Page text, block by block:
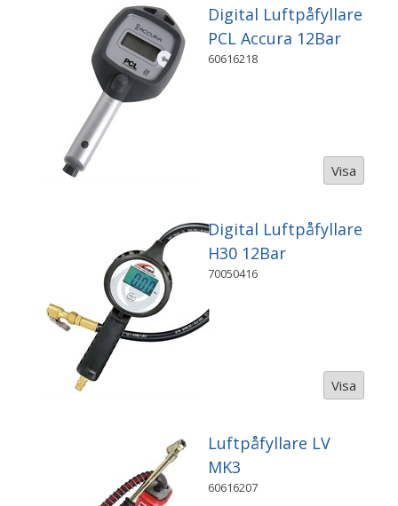
Digital Luftpåfyllare
PCL Accura 12Bar
60616218
Visa
Digital Luftpåfyllare
H30 12Bar
70050416
Visa
Luftpåfyllare LV
MK3
60616207